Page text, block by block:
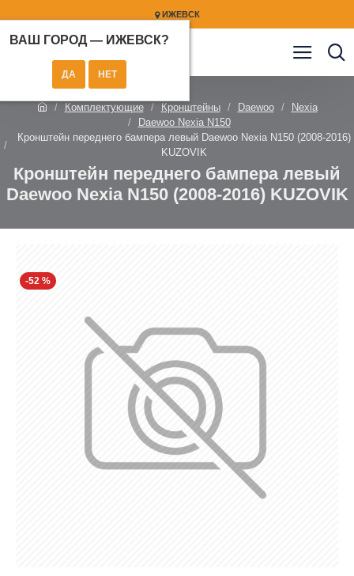
ИЖЕВСК
ВАШ ГОРОД — ИЖЕВСК?
Комплектующие Кронштейны Daewoo
Nexia
Daewoo Nexia N150
Кронштейн переднего бампера левый Daewoo Nexia N150 (2008-2016)
KUZOVIK
Кронштейн переднего бампера левый
Daewoo Nexia N150 (2008-2016) KUZOVIK
-52 %